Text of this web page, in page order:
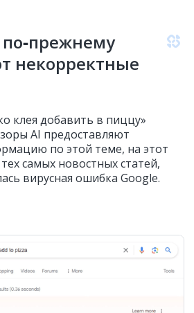
некорректные
клея добавить в пиццу»
AI предоставляют
по этой теме, на этот
самых новостных статей,
вирусная ошибка Google.